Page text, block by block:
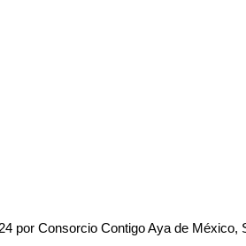
por Consorcio Contigo Aya de